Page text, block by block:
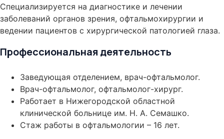
Специализируется на диагностике и лечении
заболеваний органов зрения, офтальмохирургии и
ведении пациентов с хирургической патологией глаза.
Профессиональная деятельность
Заведующая отделением, врач-офтальмолог.
Врач-офтальмолог, офтальмолог-хирург.
Работает в Нижегородской областной
клинической больнице им. Н. А. Семашко.
Стаж работы в офтальмологии – 16 лет.